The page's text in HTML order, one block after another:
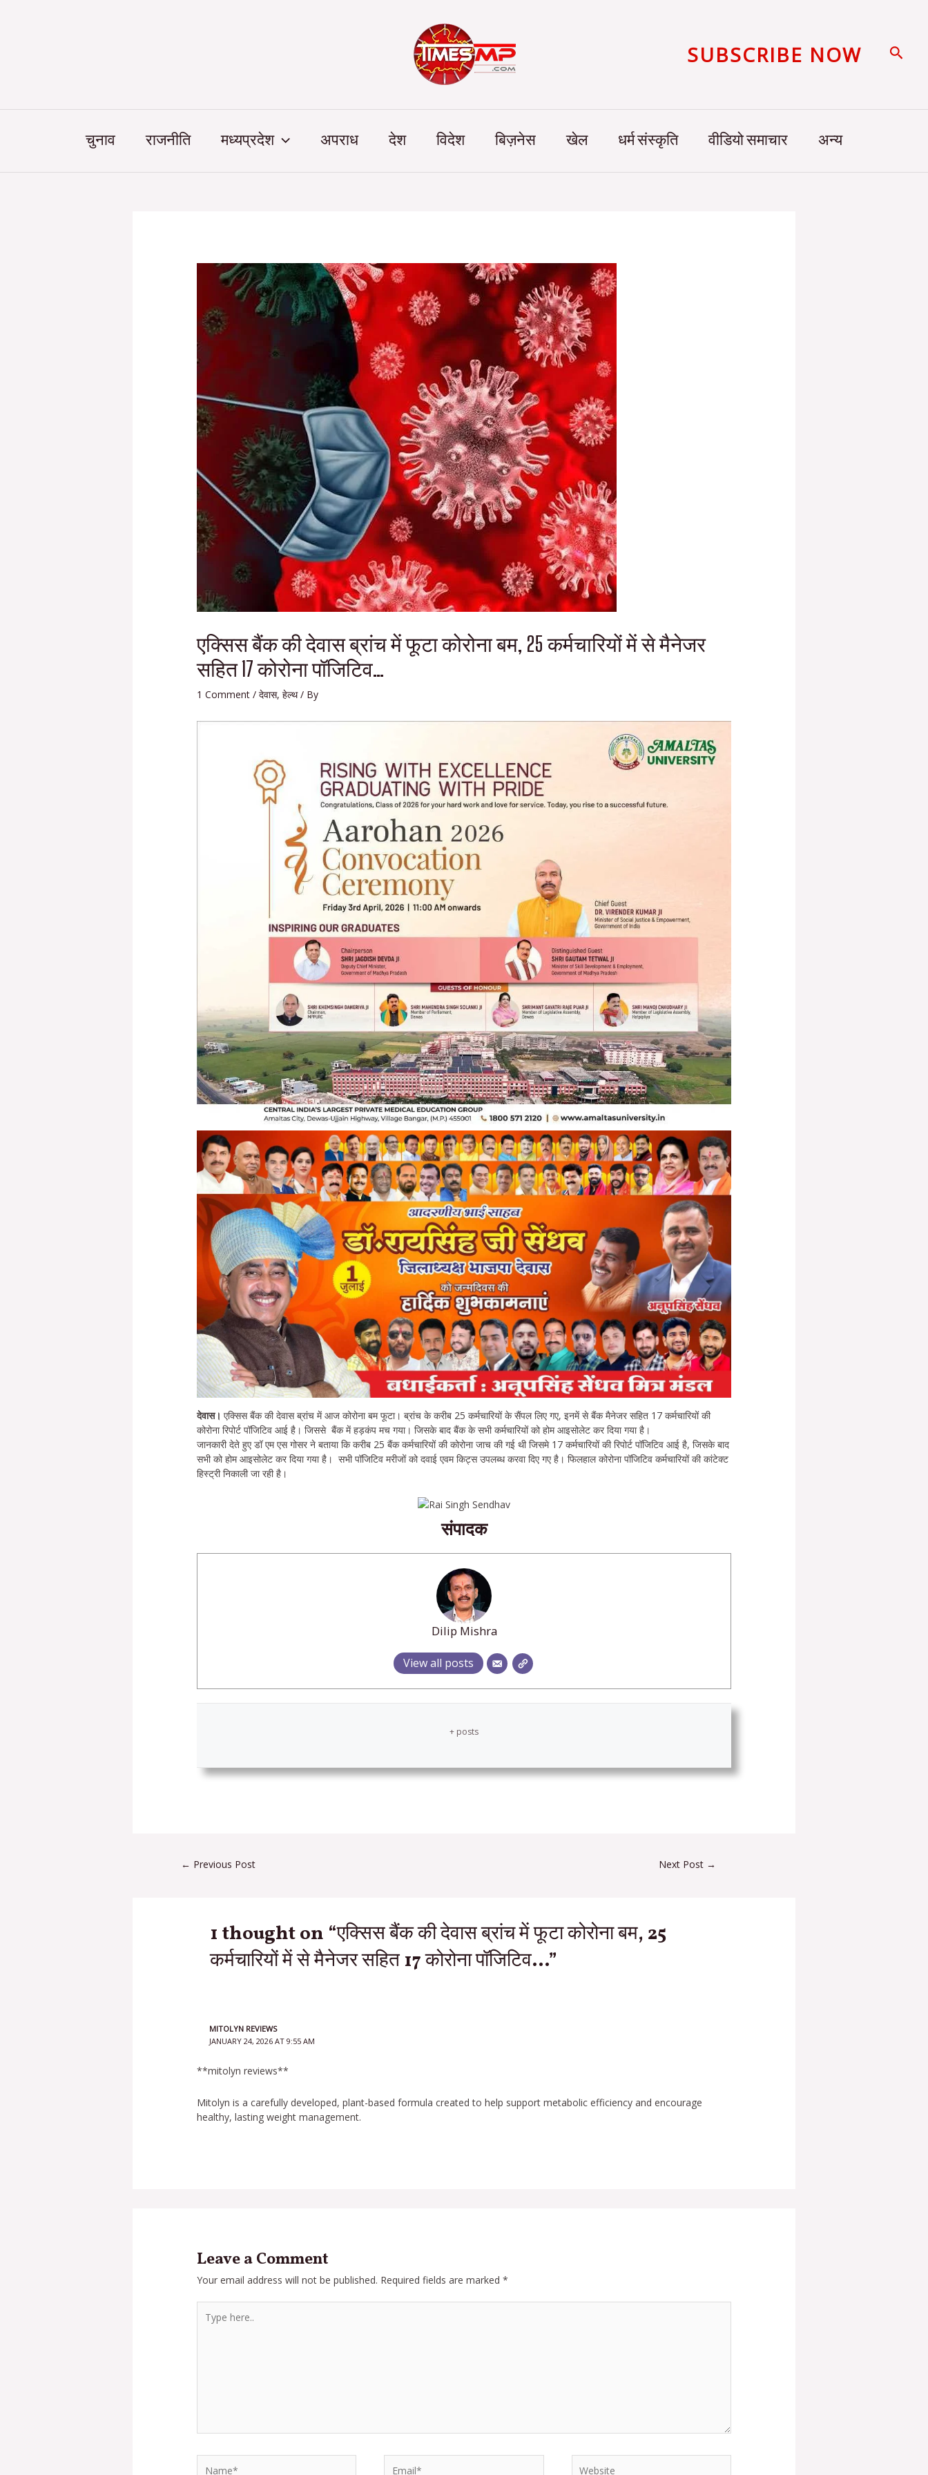
SUBSCRIBE NOW
चुनाव राजनीति मध्यप्रदेश अपराध देश विदेश बिज़नेस खेल धर्म संस्कृति वीडियो समाचार अन्य
एक्सिस बैंक की देवास ब्रांच में फूटा कोरोना बम, 25 कर्मचारियों में से मैनेजर
सहित 17 कोरोना पॉजिटिव…
1 Comment /देवास,हेल्थ/ By
देवास। एक्सिस बैंक की देवास ब्रांच में आज कोरोना बम फूटा। ब्रांच के करीब 25 कर्मचारियों के सैंपल लिए गए, इनमें से बैंक मैनेजर सहित 17 कर्मचारियों की
कोरोना रिपोर्ट पॉजिटिव आई है। जिससे बैंक में हड़कंप मच गया। जिसके बाद बैंक के सभी कर्मचारियों को होम आइसोलेट कर दिया गया है।
जानकारी देते हुए डॉ एम एस गोसर ने बताया कि करीब 25 बैंक कर्मचारियों की कोरोना जाच की गई थी जिसमे 17 कर्मचारियों की रिपोर्ट पॉजिटिव आई है, जिसके बाद
सभी को होम आइसोलेट कर दिया गया है। सभी पॉजिटिव मरीजों को दवाई एवम किट्स उपलब्ध करवा दिए गए है। फिलहाल कोरोना पॉजिटिव कर्मचारियों की कांटेक्ट
हिस्ट्री निकाली जा रही है।
संपादक
Dilip Mishra
View all posts
+ posts
← Previous Post Next Post →
1 thought on “एक्सिस बैंक की देवास ब्रांच में फूटा कोरोना बम, 25
कर्मचारियों में से मैनेजर सहित 17 कोरोना पॉजिटिव…”
MITOLYN REVIEWS
JANUARY 24, 2026 AT 9:55 AM
**mitolyn reviews**
Mitolyn is a carefully developed, plant-based formula created to help support metabolic efficiency and encourage
healthy, lasting weight management.
Leave a Comment
Your email address will not be published. Required fields are marked*
here..